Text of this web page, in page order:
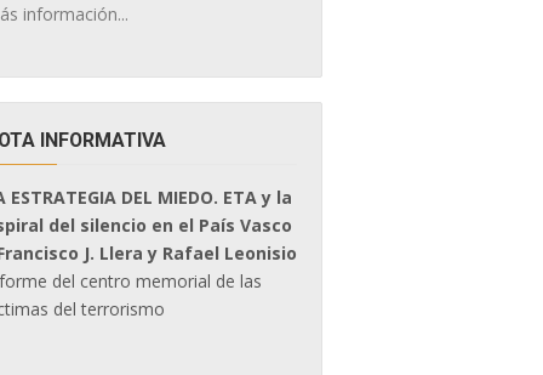
información...
INFORMATIVA
ESTRATEGIA DEL MIEDO. ETA y la
del silencio en el País Vasco
J. Llera y Rafael Leonisio
del centro memorial de las
del terrorismo